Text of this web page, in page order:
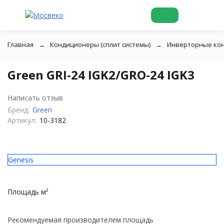
Главная Кондиционеры (сплит системы) Инверторные
Green GRI-24 IGK2/GRO-24 IGK3
Написать отзыв
Бренд: Green
Артикул: 10-3182
Genesis
Площадь м²
Рекомендуемая производителем площадь